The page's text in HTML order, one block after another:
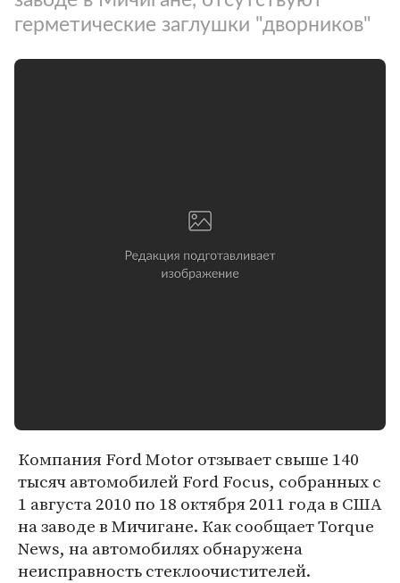
герметические заглушки "дворников"
Компания Ford Motor отзывает свыше 140
тысяч автомобилей Ford Focus, собранных с
1 августа 2010 по 18 октября 2011 года в США
на заводе в Мичигане. Как сообщает Torque
News, на автомобилях обнаружена
неисправность стеклоочистителей.